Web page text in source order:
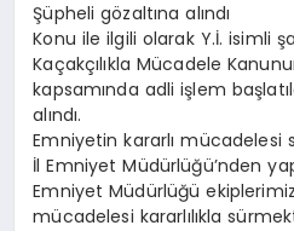
Şüpheli gözaltına alındı
Konu ile ilgili olarak Y.İ. isimli
Kaçakçılıkla Mücadele
kapsamında adli işlem
alındı.
Emniyetin kararlı mücadelesi
İl Emniyet Müdürlüğü’nden
Emniyet Müdürlüğü
mücadelesi kararlılıkla